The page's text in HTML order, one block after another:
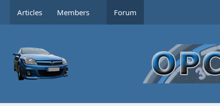
Articles Members Forum